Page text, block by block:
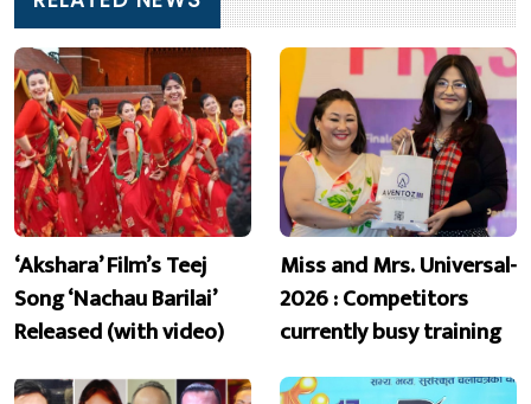
‘Akshara’ Film’s Teej
Song ‘Nachau Barilai’
Released (with video)
Miss and Mrs. Universal-
2026 : Competitors
currently busy training